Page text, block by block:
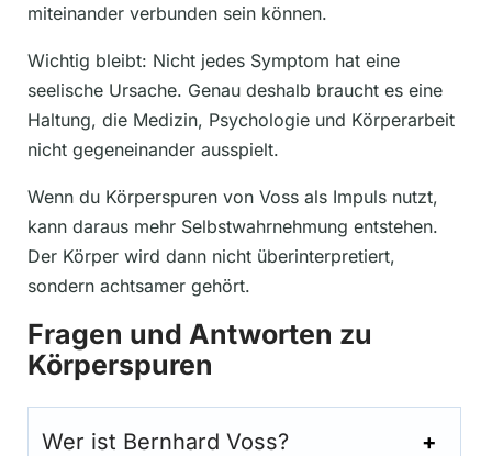
miteinander verbunden sein können.
Wichtig bleibt: Nicht jedes Symptom hat eine
seelische Ursache. Genau deshalb braucht es eine
Haltung, die Medizin, Psychologie und Körperarbeit
nicht gegeneinander ausspielt.
Wenn du Körperspuren von Voss als Impuls nutzt,
kann daraus mehr Selbstwahrnehmung entstehen.
Der Körper wird dann nicht überinterpretiert,
sondern achtsamer gehört.
Fragen und Antworten zu
Körperspuren
Wer ist Bernhard Voss?